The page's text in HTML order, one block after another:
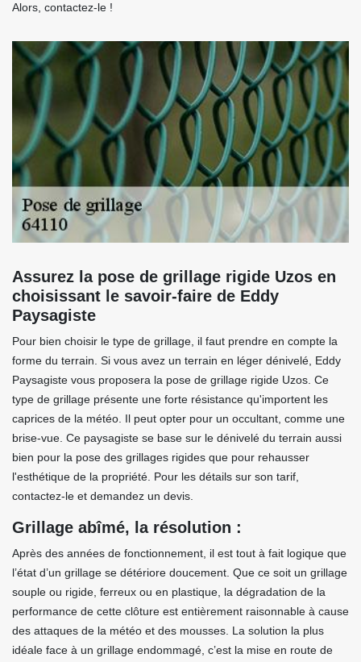
Alors, contactez-le !
Assurez la pose de grillage rigide Uzos en
choisissant le savoir-faire de Eddy
Paysagiste
Pour bien choisir le type de grillage, il faut prendre en compte la
forme du terrain. Si vous avez un terrain en léger dénivelé, Eddy
Paysagiste vous proposera la pose de grillage rigide Uzos. Ce
type de grillage présente une forte résistance qu'importent les
caprices de la météo. Il peut opter pour un occultant, comme une
brise-vue. Ce paysagiste se base sur le dénivelé du terrain aussi
bien pour la pose des grillages rigides que pour rehausser
l'esthétique de la propriété. Pour les détails sur son tarif,
contactez-le et demandez un devis.
Grillage abîmé, la résolution :
Après des années de fonctionnement, il est tout à fait logique que
l’état d’un grillage se détériore doucement. Que ce soit un grillage
souple ou rigide, ferreux ou en plastique, la dégradation de la
performance de cette clôture est entièrement raisonnable à cause
des attaques de la météo et des mousses. La solution la plus
idéale face à un grillage endommagé, c’est la mise en route de